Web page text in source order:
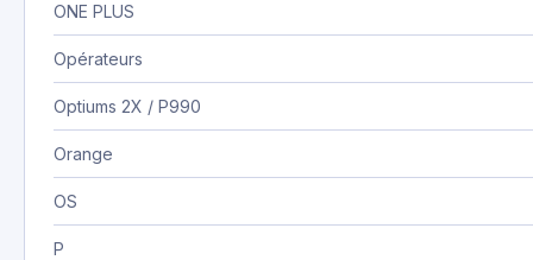
ONE PLUS
Opérateurs
Optiums 2X / P990
Orange
OS
P